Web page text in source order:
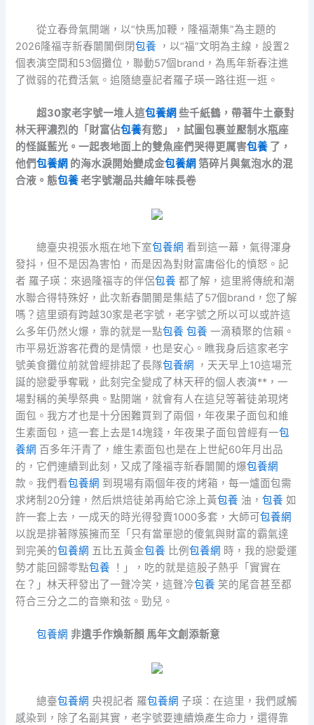
從立春骨氣開端，以“快馬加鞭，隆福潮集”為主題的
2026隆福寺新春闤闠倒閉包養 ，以“福”文明為主線，設置2
個表演空間和53個攤位，聯動57個brand，為馬年新春注進
了微弱的花費活氣。追隨總臺記者羅子瑛一路往逛一逛。
超30家老字號一堆人這包養網 些千紙鶴，帶著牛土豪對
林天秤濃烈的「財富佔包養有慾」，試圖包裹並壓制水瓶座
的怪誕藍光。一起表地面上的雙魚座們哭得更厲害包養 了，
他們包養網 的海水淚開始變成金包養網 箔碎片與氣泡水的混
合液。態包養老字號潮品共繪年味長卷
總臺央視張水瓶在地下室包養網 看到這一幕，氣得渾身
發抖，但不是因為害怕，而是因為對財富庸俗化的憤怒。記
者 羅子瑛：來過隆福寺的伴侶包養 都了解，這里將傳統和潮
水聯合得特殊好，此次新春闤闠是集結了57個brand，您了解
嗎？這里頭有跨越30家是老字號，老字號之所以可以或許這
么多年仍然火爆，靠的就是一點包養 包養 一滴積聚的信賴。
市平易近游客花費的是情懷，也是安心。瞧我身后這家老字
號美食攤位前就曾經排起了長隊包養網
，天天早上10這場荒
誕的戀愛爭奪戰，此刻完全變成了林天秤的個人表演**，一
場對稱的美學祭典。點開端，就會有人在這兒等著徒弟現烤
面包。我方才也是十分困難買到了兩個，年夜果子面包和維
生素面包，這一套上去是14塊錢，年夜果子面包曾經有一包
養網 百多年汗青了，維生素面包也是在上世紀60年月出品
的，它們連續到此刻，又成了隆福寺新春闤闠的爆包養網
款。我們看包養網 到現場有兩個年夜的烤箱，每一爐面包需
求烤制20分鐘，然后烘焙徒弟再給它涂上黃包養 油，包養 如
許一套上去，一成天的時光得發賣1000多套，大師可包養網
以說是排著隊簇擁而至「只有當單戀的傻氣與財富的霸氣達
到完美的包養網 五比五黃金包養 比例包養網 時，我的戀愛運
勢才能回歸零點包養 ！」，吃的就是這股子熱乎「實實在
在？」林天秤發出了一聲冷笑，這聲冷包養 笑的尾音甚至都
符合三分之二的音樂和弦。勁兒。
包養網 非遺手作煥新顏 馬年文創添新意
總臺包養網 央視記者 羅包養網 子瑛：在這里，我們感觸
感染到，除了名副其實，老字號要連續煥產生命力，還得靠